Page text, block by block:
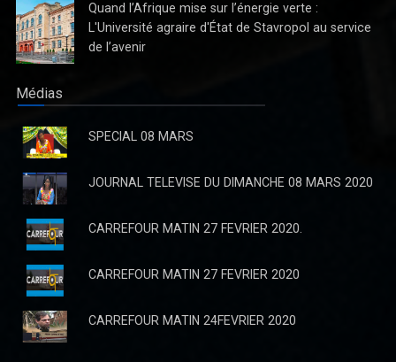
La Direction du Journal "Avenir" ne reconnaît pas la parution
du quotidien de jeudi 03 Octobre 2024
La Direction du Journal "Avenir" ne reconnaît pas la parution du
Bancarisation des opérations académiques : Calvaire des
Quand l’Afrique mise sur l’énergie verte :
L'Université agraire d'État de Stavropol au service
de l’avenir
Médias
SPECIAL 08 MARS
JOURNAL TELEVISE DU DIMANCHE 08 MARS 2020
CARREFOUR MATIN 27 FEVRIER 2020.
CARREFOUR MATIN 27 FEVRIER 2020
CARREFOUR MATIN 24FEVRIER 2020